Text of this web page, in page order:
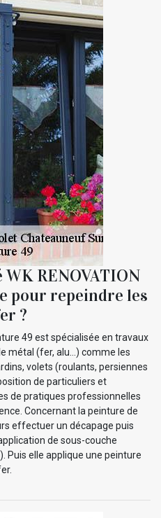
RENOVATION
pour repeindre les
?
49 est spécialisée en travaux
métal (fer, alu…) comme les
volets (roulants, persiennes
de particuliers et
de pratiques professionnelles
Concernant la peinture de
effectuer un décapage puis
de sous-couche
Puis elle applique une peinture